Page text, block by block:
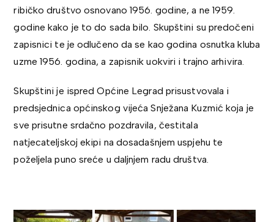
ribičko društvo osnovano 1956. godine, a ne 1959.
godine kako je to do sada bilo. Skupštini su predočeni
zapisnici te je odlučeno da se kao godina osnutka kluba
uzme 1956. godina, a zapisnik uokviri i trajno arhivira.
Skupštini je ispred Općine Legrad prisustvovala i
predsjednica općinskog vijeća Snježana Kuzmić koja je
sve prisutne srdačno pozdravila, čestitala
natjecateljskoj ekipi na dosadašnjem uspjehu te
poželjela puno sreće u daljnjem radu društva.